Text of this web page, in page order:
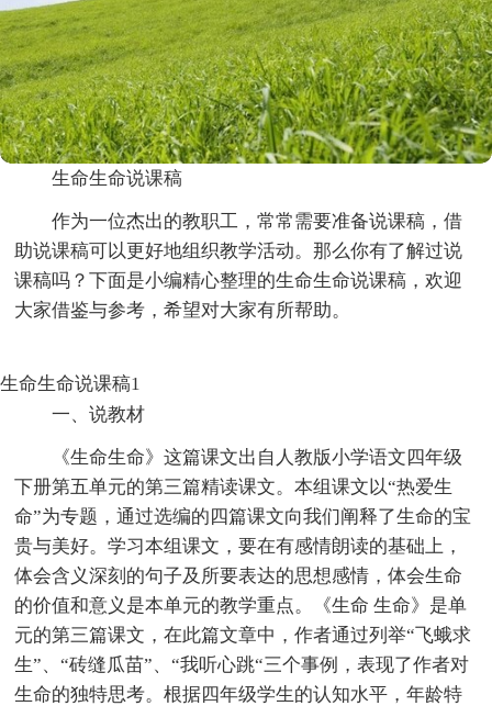
生命生命说课稿
作为一位杰出的教职工，常常需要准备说课稿，借
助说课稿可以更好地组织教学活动。那么你有了解过说
课稿吗？下面是小编精心整理的生命生命说课稿，欢迎
大家借鉴与参考，希望对大家有所帮助。
生命生命说课稿1
一、说教材
《生命生命》这篇课文出自人教版小学语文四年级
下册第五单元的第三篇精读课文。本组课文以“热爱生
命”为专题，通过选编的四篇课文向我们阐释了生命的宝
贵与美好。学习本组课文，要在有感情朗读的基础上，
体会含义深刻的句子及所要表达的思想感情，体会生命
的价值和意义是本单元的教学重点。《生命 生命》是单
元的第三篇课文，在此篇文章中，作者通过列举“飞蛾求
生”、“砖缝瓜苗”、“我听心跳“三个事例，表现了作者对
生命的独特思考。根据四年级学生的认知水平，年龄特